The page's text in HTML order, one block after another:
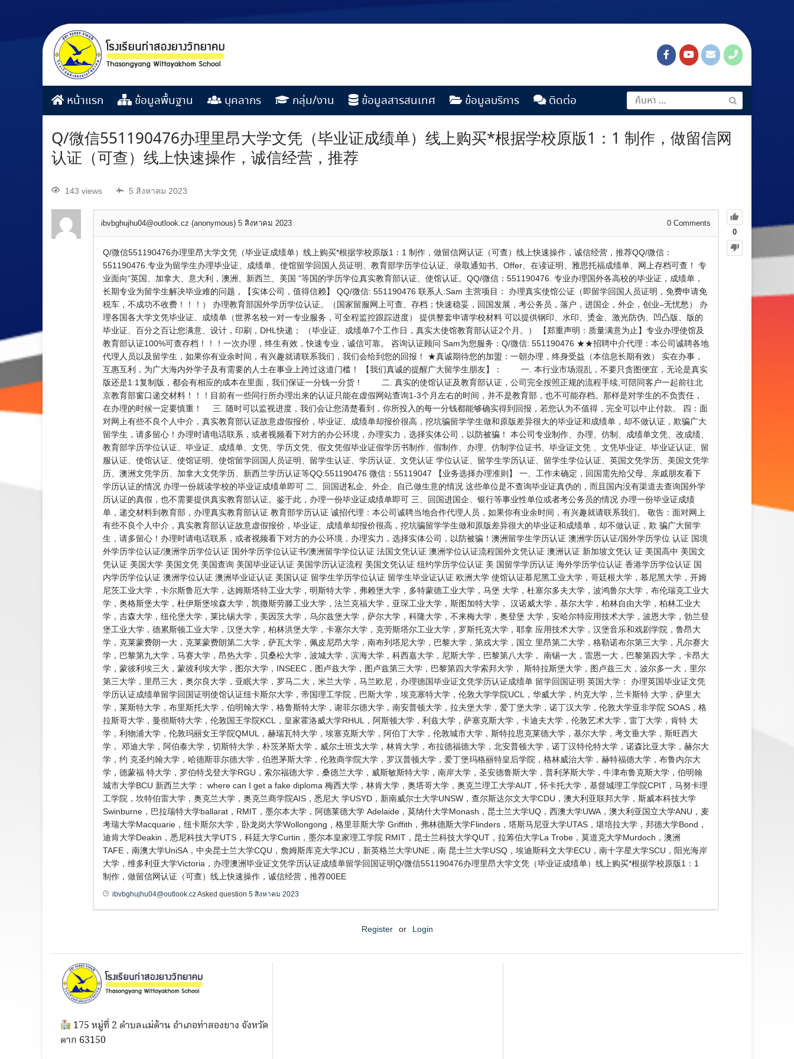
หน้าแรก ข้อมูลพื้นฐาน บุคลากร กลุ่ม/งาน ข้อมูลสารสนเทศ ข้อมูลบริการ ติดต่อ
Q/微信551190476办理里昂大学文凭（毕业证成绩单）线上购买*根据学校原版1：1 制作，做留信网
认证（可查）线上快速操作，诚信经营，推荐
143 views 5 สิงหาคม 2023
0
ibvbghujhu04@outlook.cz (anonymous) 5 สิงหาคม 2023 0 Comments
Q/微信551190476办理里昂大学文凭（毕业证成绩单）线上购买*根据学校原版1：1 制作，做留信网认证（可查）线上快速操作，诚信经营，推荐QQ/微信：
551190476.专业为留学生办理毕业证、成绩单、使馆留学回国人员证明、教育部学历学位认证、录取通知书、Offer、在读证明、雅思托福成绩单、网上存档可查！ 专
业面向“英国、加拿大、意大利，澳洲、新西兰、美国 ”等国的学历学位真实教育部认证、使馆认证。QQ/微信：551190476. 专业办理国外各高校的毕业证，成绩单，
长期专业为留学生解决毕业难的问题，【实体公司，值得信赖】 QQ/微信: 551190476 联系人:Sam 主营项目： 办理真实使馆公证（即留学回国人员证明，免费申请免
税车，不成功不收费！！！） 办理教育部国外学历学位认证。（国家留服网上可查、存档；快速稳妥，回国发展，考公务员，落户，进国企，外企，创业–无忧愁） 办
理各国各大学文凭毕业证、成绩单（世界名校一对一专业服务，可全程监控跟踪进度） 提供整套申请学校材料 可以提供钢印、水印、烫金、激光防伪、凹凸版、版的
毕业证、百分之百让您满意、设计，印刷，DHL快递； （毕业证、成绩单7个工作日，真实大使馆教育部认证2个月。） 【郑重声明：质量满意为止】专业办理使馆及
教育部认证100%可查存档！！！一次办理，终生有效，快速专业，诚信可靠。 咨询认证顾问 Sam为您服务：Q/微信: 551190476 ★★招聘中介代理：本公司诚聘各地
代理人员以及留学生，如果你有业余时间，有兴趣就请联系我们，我们会给到您的回报！ ★真诚期待您的加盟：一朝办理，终身受益（本信息长期有效） 实在办事，
互惠互利，为广大海内外学子及有需要的人士在事业上跨过这道门槛！ 【我们真诚的提醒广大留学生朋友】： 一. 本行业市场混乱，不要只贪图便宜，无论是真实
版还是1:1复制版，都会有相应的成本在里面，我们保证一分钱一分货！ 二. 真实的使馆认证及教育部认证，公司完全按照正规的流程手续,可陪同客户一起前往北
京教育部窗口递交材料！！！目前有一些同行所办理出来的认证只能在虚假网站查询1-3个月左右的时间，并不是教育部，也不可能存档。那样是对学生的不负责任，
在办理的时候一定要慎重！ 三. 随时可以监视进度，我们会让您清楚看到，你所投入的每一分钱都能够确实得到回报，若您认为不值得，完全可以中止付款。 四：面
对网上有些不良个人中介，真实教育部认证故意虚假报价，毕业证、成绩单却报价很高，挖坑骗留学学生做和原版差异很大的毕业证和成绩单，却不做认证，欺骗广大
留学生，请多留心！办理时请电话联系，或者视频看下对方的办公环境，办理实力，选择实体公司，以防被骗！ 本公司专业制作、办理、仿制、成绩单文凭、改成绩、
教育部学历学位认证、毕业证、成绩单、文凭、学历文凭、假文凭假毕业证假学历书制作、假制作、办理、仿制学位证书、毕业证文凭 、文凭毕业证、毕业证认证、留
服认证、使馆认证、使馆证明、使馆留学回国人员证明、留学生认证、学历认证、文凭认证 学位认证、留学生学历认证、留学生学位认证、英国文凭学历、美国文凭学
历、澳洲文凭学历、加拿大文凭学历、新西兰学历认证等QQ:551190476 微信：55119047 【业务选择办理准则】 一、工作未确定，回国需先给父母、亲戚朋友看下
学历认证的情况 办理一份就读学校的毕业证成绩单即可 二、回国进私企、外企、自己做生意的情况 这些单位是不查询毕业证真伪的，而且国内没有渠道去查询国外学
历认证的真假，也不需要提供真实教育部认证。鉴于此，办理一份毕业证成绩单即可 三、回国进国企、银行等事业性单位或者考公务员的情况 办理一份毕业证成绩
单，递交材料到教育部，办理真实教育部认证 教育部学历认证 诚招代理：本公司诚聘当地合作代理人员，如果你有业余时间，有兴趣就请联系我们。 敬告：面对网上
有些不良个人中介，真实教育部认证故意虚假报价，毕业证、成绩单却报价很高，挖坑骗留学学生做和原版差异很大的毕业证和成绩单，却不做认证，欺 骗广大留学
生，请多留心！办理时请电话联系，或者视频看下对方的办公环境，办理实力，选择实体公司，以防被骗！澳洲留学生学历认证 澳洲学历认证/国外学历学位 认证 国境
外学历学位认证/澳洲学历学位认证 国外学历学位认证书/澳洲留学学位认证 法国文凭认证 澳洲学位认证流程国外文凭认证 澳洲认证 新加坡文凭认 证 美国高中 美国文
凭认证 美国大学 美国文凭 美国查询 美国毕业证认证 美国学历认证流程 美国文凭认证 纽约学历学位认证 美 国留学学历认证 海外学历学位认证 香港学历学位认证 国
内学历学位认证 澳洲学位认证 澳洲毕业证认证 美国认证 留学生学历学位认证 留学生毕业证认证 欧洲大学 使馆认证慕尼黑工业大学，哥廷根大学，慕尼黑大学，开姆
尼茨工业大学，卡尔斯鲁厄大学，达姆斯塔特工业大学，明斯特大学，弗赖堡大学，多特蒙德工业大学，马堡 大学，杜塞尔多夫大学，波鸿鲁尔大学，布伦瑞克工业大
学，奥格斯堡大学，杜伊斯堡埃森大学，凯撒斯劳滕工业大学，法兰克福大学，亚琛工业大学，斯图加特大学， 汉诺威大学，基尔大学，柏林自由大学，柏林工业大
学，吉森大学，纽伦堡大学，莱比锡大学，美因茨大学，乌尔兹堡大学，萨尔大学，科隆大学，不来梅大学，奥登堡 大学，安哈尔特应用技术大学，波恩大学，勃兰登
堡工业大学，德累斯顿工业大学，汉堡大学，柏林洪堡大学，卡塞尔大学，克劳斯塔尔工业大学，罗斯托克大学，耶拿 应用技术大学，汉堡音乐和戏剧学院，鲁昂大
学，克莱蒙费朗一大，克莱蒙费朗第二大学，萨瓦大学，佩皮尼昂大学，南布列塔尼大学，巴黎大学，第戎大学，国立 里昂第二大学，格勒诺布尔第三大学，凡尔赛大
学，巴黎第九大学，马赛大学，昂热大学，贝桑松大学，波城大学，滨海大学，科西嘉大学，尼斯大学，巴黎第八大学， 南锡一大，雷恩一大，巴黎第四大学，卡昂大
学，蒙彼利埃三大，蒙彼利埃大学，图尔大学，INSEEC，图卢兹大学，图卢兹第三大学，巴黎第四大学索邦大学， 斯特拉斯堡大学，图卢兹三大，波尔多一大，里尔
第三大学，里昂三大，奥尔良大学，亚眠大学，罗马二大，米兰大学，马兰欧尼，办理德国毕业证文凭学历认证成绩单 留学回国证明 英国大学： 办理英国毕业证文凭
学历认证成绩单留学回国证明使馆认证纽卡斯尔大学，帝国理工学院，巴斯大学，埃克塞特大学，伦敦大学学院UCL，华威大学，约克大学，兰卡斯特 大学，萨里大
学，莱斯特大学，布里斯托大学，伯明翰大学，格鲁斯特大学，谢菲尔德大学，南安普顿大学，拉夫堡大学，爱丁堡大学，诺丁汉大学，伦敦大学亚非学院 SOAS，格
拉斯哥大学，曼彻斯特大学，伦敦国王学院KCL，皇家霍洛威大学RHUL，阿斯顿大学，利兹大学，萨塞克斯大学，卡迪夫大学，伦敦艺术大学，雷丁大学，肯特 大
学，利物浦大学，伦敦玛丽女王学院QMUL，赫瑞瓦特大学，埃塞克斯大学，阿伯丁大学，伦敦城市大学，斯特拉思克莱德大学，基尔大学，考文垂大学，斯旺西大
学， 邓迪大学，阿伯泰大学，切斯特大学，朴茨茅斯大学，威尔士班戈大学，林肯大学，布拉德福德大学，北安普顿大学，诺丁汉特伦特大学，诺森比亚大学，赫尔大
学，约 克圣约翰大学，哈德斯菲尔德大学，伯恩茅斯大学，伦敦商学院大学，罗汉普顿大学，爱丁堡玛格丽特皇后学院，格林威治大学，赫特福德大学，布鲁内尔大
学，德蒙福 特大学，罗伯特戈登大学RGU，索尔福德大学，桑德兰大学，威斯敏斯特大学，南岸大学，圣安德鲁斯大学，普利茅斯大学，牛津布鲁克斯大学，伯明翰
城市大学BCU 新西兰大学： where can I get a fake diploma 梅西大学，林肯大学，奥塔哥大学，奥克兰理工大学AUT，怀卡托大学，基督城理工学院CPIT，马努卡理
工学院，坎特伯雷大学，奥克兰大学，奥克兰商学院AIS，悉尼大 学USYD，新南威尔士大学UNSW，查尔斯达尔文大学CDU，澳大利亚联邦大学，斯威本科技大学
Swinburne，巴拉瑞特大学ballarat，RMIT，墨尔本大学，阿德莱德大学 Adelaide，莫纳什大学Monash，昆士兰大学UQ，西澳大学UWA，澳大利亚国立大学ANU，麦
考瑞大学Macquarie，纽卡斯尔大学，卧龙岗大学Wollongong，格里菲斯大学 Griffith，弗林德斯大学Flinders，塔斯马尼亚大学UTAS，堪培拉大学，邦德大学Bond，
迪肯大学Deakin，悉尼科技大学UTS，科廷大学Curtin，墨尔本皇家理工学院 RMIT，昆士兰科技大学QUT，拉筹伯大学La Trobe，莫道克大学Murdoch，澳洲
TAFE，南澳大学UniSA，中央昆士兰大学CQU，詹姆斯库克大学JCU，新英格兰大学UNE，南 昆士兰大学USQ，埃迪斯科文大学ECU，南十字星大学SCU，阳光海岸
大学，维多利亚大学Victoria，办理澳洲毕业证文凭学历认证成绩单留学回国证明Q/微信551190476办理里昂大学文凭（毕业证成绩单）线上购买*根据学校原版1：1
制作，做留信网认证（可查）线上快速操作，诚信经营，推荐00EE
ibvbghujhu04@outlook.czAsked question 5 สิงหาคม 2023
Register or Login
175 หมู่ที่ 2 ตำบลแม่ต้าน อำเภอท่าสองยาง จังหวัด
ตาก 63150